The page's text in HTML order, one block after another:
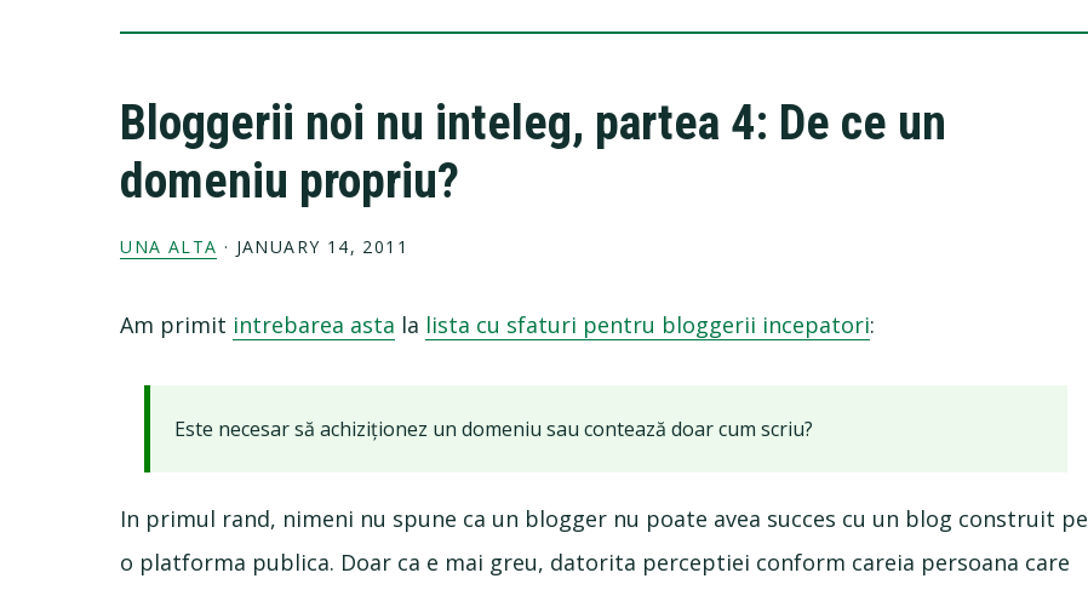
Bloggerii noi nu inteleg, partea 4: De ce un
domeniu propriu?
UNA ALTA · JANUARY 14, 2011
Am primit intrebarea asta la lista cu sfaturi pentru bloggerii incepatori:
Este necesar să achiziționez un domeniu sau contează doar cum scriu?
In primul rand, nimeni nu spune ca un blogger nu poate avea succes cu un blog construit pe
o platforma publica. Doar ca e mai greu, datorita perceptiei conform careia persoana care